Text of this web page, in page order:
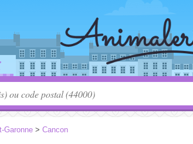
Garonne > Cancon